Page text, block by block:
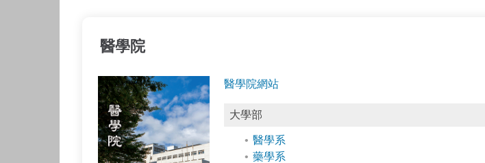
醫學院
醫學院網站
大學部
醫學系
藥學系